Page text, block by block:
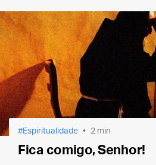
Espiritualidade 2 min
Fica comigo, Senhor!